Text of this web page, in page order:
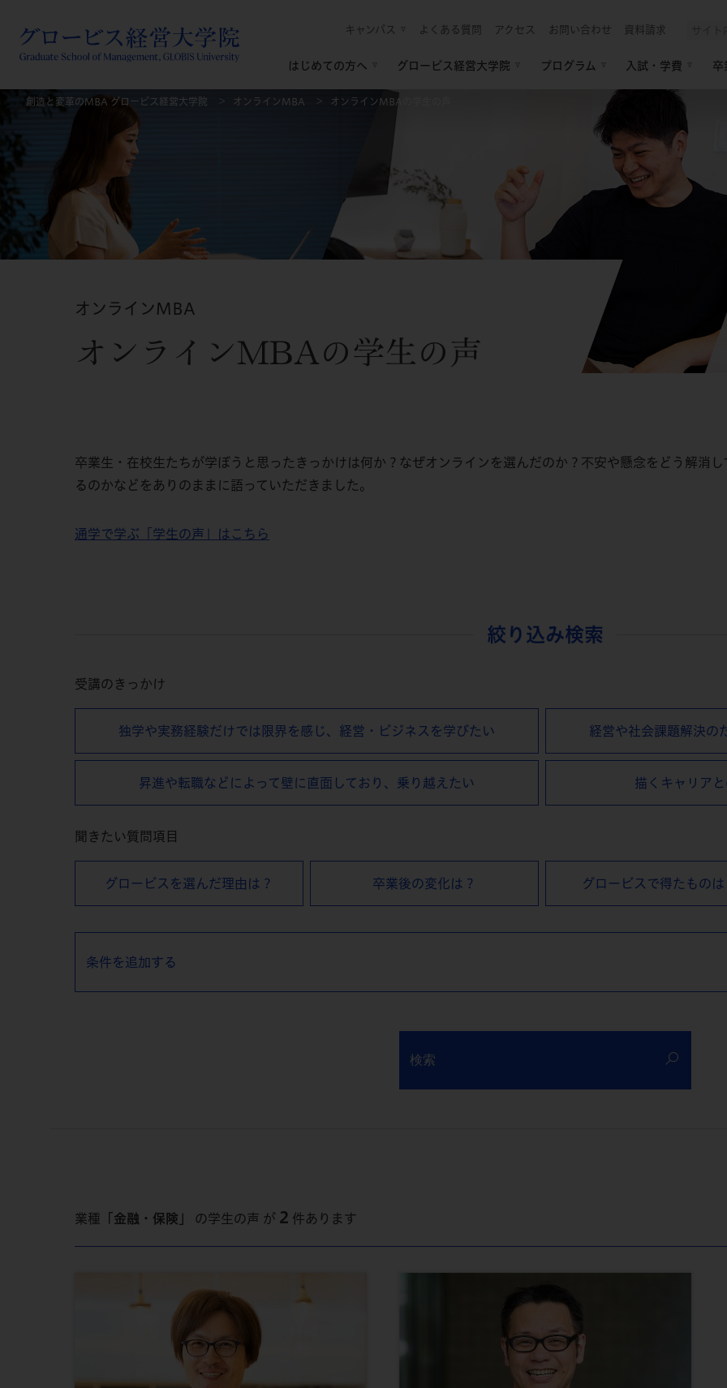
キャンパス よくある質問 アクセス お問い合わせ 資料請求
はじめての方へ グロービス経営大学院 プログラム 入試・学費 卒
創造と変革のMBA グロービス経営大学院 オンラインMBA オンラインMBAの学生の声
オンラインMBA
オンラインMBAの 学生の声
卒業生・在校生たちが学ぼうと思ったきっかけは何か？なぜオンラインを選んだのか？不安や懸念をどう解消
るのかなどをありのままに語っていただきました。
通学で学ぶ「学生の声」はこちら
絞り込み検索
受講のきっかけ
独学や実務経験だけでは限界を感じ、 経営・ビジネスを学びたい 経営や社会課題解決の
昇進や転職などによって壁に直⾯しており、乗り越えたい 描くキャリア
聞きたい質問項目
グロービスを選んだ理由は？ 卒業後の変化は？ グロービスで得たものは
条件を追加する
検索
業種 「金融・保険」 の学生の声 が 2 件あります